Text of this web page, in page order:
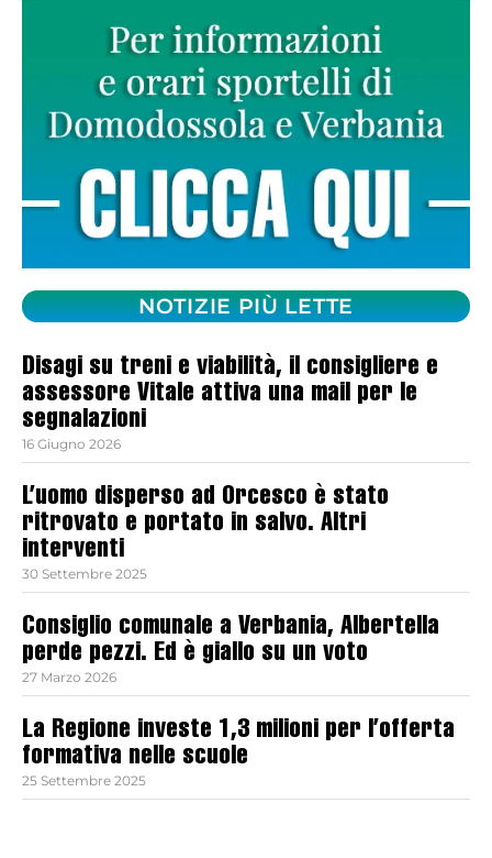
NOTIZIE PIÙ LETTE
Disagi su treni e viabilità, il consigliere e
assessore Vitale attiva una mail per le
segnalazioni
16 Giugno 2026
L’uomo disperso ad Orcesco è stato
ritrovato e portato in salvo. Altri
interventi
30 Settembre 2025
Consiglio comunale a Verbania, Albertella
perde pezzi. Ed è giallo su un voto
27 Marzo 2026
La Regione investe 1,3 milioni per l’offerta
formativa nelle scuole
25 Settembre 2025